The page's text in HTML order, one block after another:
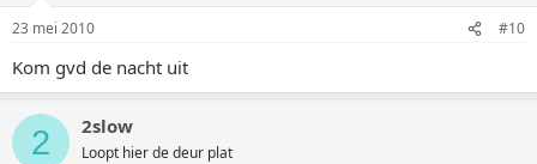
23 mei 2010 #10
Kom gvd de nacht uit
2 2slow
Loopt hier de deur plat